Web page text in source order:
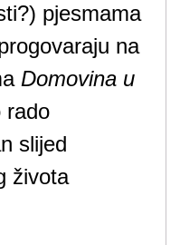
pjesmama
na
Domovina u
rado
slijed
života